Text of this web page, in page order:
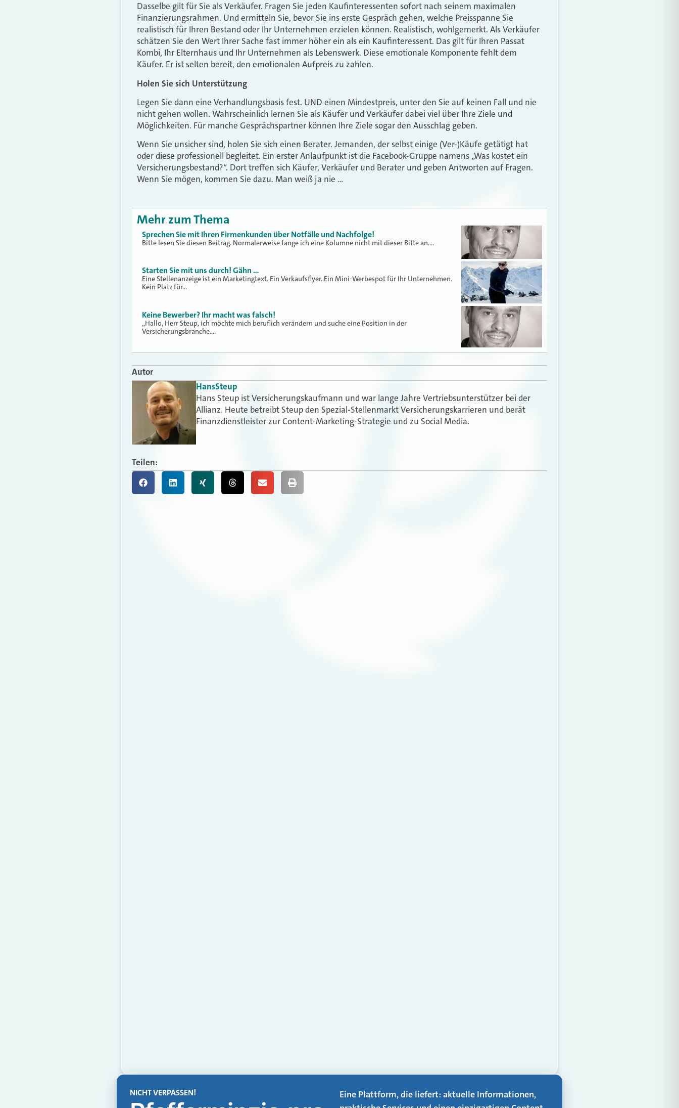
Dasselbe gilt für Sie als Verkäufer. Fragen Sie jeden Kaufinteressenten sofort nach seinem maximalen
Finanzierungsrahmen. Und ermitteln Sie, bevor Sie ins erste Gespräch gehen, welche Preisspanne Sie
realistisch für Ihren Bestand oder Ihr Unternehmen erzielen können. Realistisch, wohlgemerkt. Als Verkäufer
schätzen Sie den Wert Ihrer Sache fast immer höher ein als ein Kaufinteressent. Das gilt für Ihren Passat
Kombi, Ihr Elternhaus und Ihr Unternehmen als Lebenswerk. Diese emotionale Komponente fehlt dem
Käufer. Er ist selten bereit, den emotionalen Aufpreis zu zahlen.
Holen Sie sich Unterstützung
Legen Sie dann eine Verhandlungsbasis fest. UND einen Mindestpreis, unter den Sie auf keinen Fall und nie
nicht gehen wollen. Wahrscheinlich lernen Sie als Käufer und Verkäufer dabei viel über Ihre Ziele und
Möglichkeiten. Für manche Gesprächspartner können Ihre Ziele sogar den Ausschlag geben.
Wenn Sie unsicher sind, holen Sie sich einen Berater. Jemanden, der selbst einige (Ver-)Käufe getätigt hat
oder diese professionell begleitet. Ein erster Anlaufpunkt ist die Facebook-Gruppe namens „Was kostet ein
Versicherungsbestand?“. Dort treffen sich Käufer, Verkäufer und Berater und geben Antworten auf Fragen.
Wenn Sie mögen, kommen Sie dazu. Man weiß ja nie …
Mehr zum Thema
Sprechen Sie mit Ihren Firmenkunden über Notfälle und Nachfolge!
Bitte lesen Sie diesen Beitrag. Normalerweise fange ich eine Kolumne nicht mit dieser Bitte an.…
Starten Sie mit uns durch! Gähn …
Eine Stellenanzeige ist ein Marketingtext. Ein Verkaufsflyer. Ein Mini-Werbespot für Ihr Unternehmen.
Kein Platz für…
Keine Bewerber? Ihr macht was falsch!
„Hallo, Herr Steup, ich möchte mich beruflich verändern und suche eine Position in der
Versicherungsbranche.…
Autor
HansSteup
Hans Steup ist Versicherungskaufmann und war lange Jahre Vertriebsunterstützer bei der
Allianz. Heute betreibt Steup den Spezial-Stellenmarkt Versicherungskarrieren und berät
Finanzdienstleister zur Content-Marketing-Strategie und zu Social Media.
Teilen:
NICHT VERPASSEN!
Eine Plattform, die liefert: aktuelle Informationen,